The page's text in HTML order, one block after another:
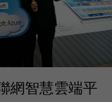
網智慧雲端平